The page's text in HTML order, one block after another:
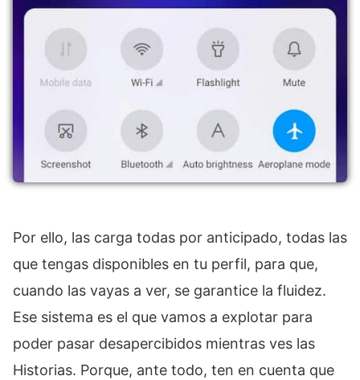
Por ello, las carga todas por anticipado, todas las
que tengas disponibles en tu perfil, para que,
cuando las vayas a ver, se garantice la fluidez.
Ese sistema es el que vamos a explotar para
poder pasar desapercibidos mientras ves las
Historias. Porque, ante todo, ten en cuenta que